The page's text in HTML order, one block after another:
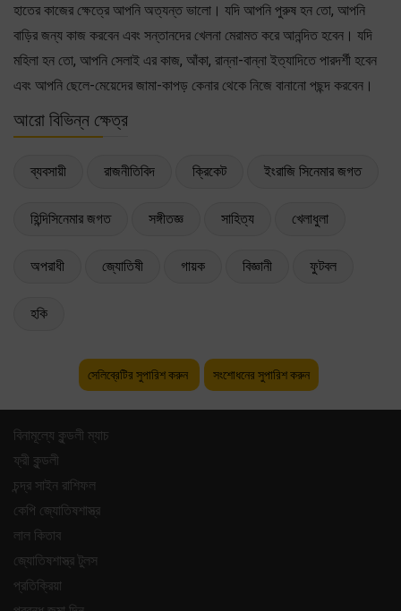
হাতের কাজের ক্ষেত্রে আপনি অত্যন্ত ভালো। যদি আপনি পুরুষ হন তো, আপনি
বাড়ির জন্য কাজ করবেন এবং সন্তানদের খেলনা মেরামত করে আনন্দিত হবেন। যদি
মহিলা হন তো, আপনি সেলাই এর কাজ, আঁকা, রান্না-বান্না ইত্যাদিতে পারদর্শী হবেন
এবং আপনি ছেলে-মেয়েদের জামা-কাপড় কেনার থেকে নিজে বানানো পছন্দ করবেন।
আরো বিভিন্ন ক্ষেত্র
ব্যবসায়ী রাজনীতিবিদ ক্রিকেট ইংরাজি সিনেমার জগত
হিন্দিসিনেমার জগত সঙ্গীতজ্ঞ সাহিত্য খেলাধুলা
অপরাধী জ্যোতিষী গায়ক বিজ্ঞানী ফুটবল
হকি
সেলিব্রেটির সুপারিশ করুন সংশোধনের সুপারিশ করুন
বিনামূল্যে কুন্ডলী ম্যাচ
ফ্রী কুন্ডলী
চন্দ্র সাইন রাশিফল
কেপি জ্যোতিষশাস্ত্র
লাল কিতাব
জ্যোতিষশাস্ত্র টুলস
প্রতিক্রিয়া